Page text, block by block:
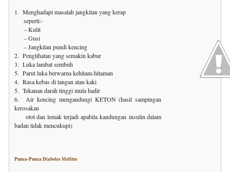
1. Menghadapi masalah jangkitan yang kerap
seperti:-
– Kulit
– Gusi
– Jangkitan pundi kencing
2. Penglihatan yang semakin kabur
3. Luka lambat sembuh
5. Parut luka berwarna kehitam-hitaman
4. Rasa kebas di tangan atau kaki
5. Tekanan darah tinggi mula hadir
6. Air kencing mengandungi KETON (hasil sampingan
kerosakan
otot dan lemak terjadiapabila kandungan insulin dalam
badan tidak mencukupi)
Punca-Punca Diabetes Melitus